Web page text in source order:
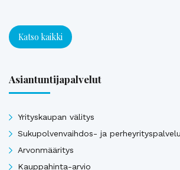
Katso kaikki
Asiantuntijapalvelut
Yrityskaupan välitys
Sukupolvenvaihdos- ja
Arvonmääritys
Kauppahinta-arvio